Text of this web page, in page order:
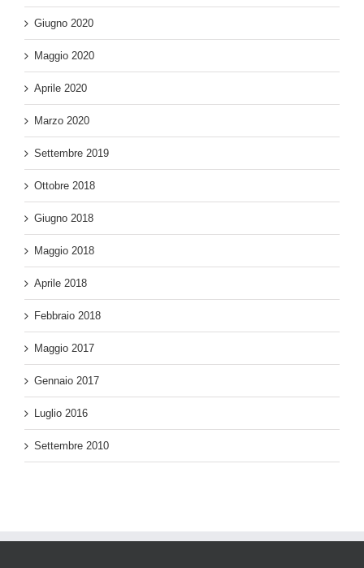
Giugno 2020
Maggio 2020
Aprile 2020
Marzo 2020
Settembre 2019
Ottobre 2018
Giugno 2018
Maggio 2018
Aprile 2018
Febbraio 2018
Maggio 2017
Gennaio 2017
Luglio 2016
Settembre 2010